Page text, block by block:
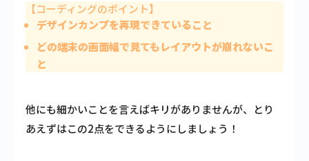
【コーディングのポイント】
デザインカンプを再現できていること
どの端末の画面幅で見てもレイアウトが崩れないこ
と
他にも細かいことを言えばキリがありませんが、とり
あえずはこの2点をできるようにしましょう！